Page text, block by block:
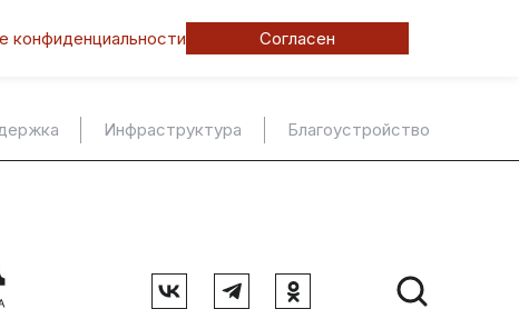
конфиденциальности Согласен
Инфраструктура Благоустройство